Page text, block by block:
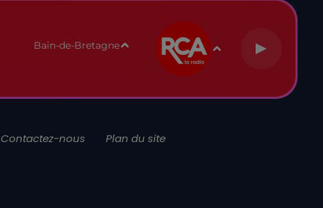
Bain-de-Bretagne
Contactez-nous Plan du site